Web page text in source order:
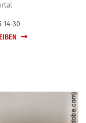
14-30